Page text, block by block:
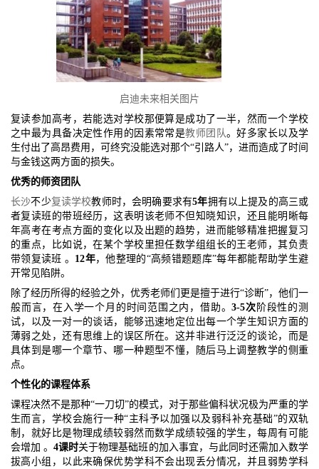
启迪未来相关图片
复读参加高考，若能选对学校那便算是成功了一半，然而一个学校
之中最为具备决定性作用的因素常常是教师团队。好多家长以及学
生付出了高昂费用，可终究没能选对那个“引路人”，进而造成了时间
与金钱这两方面的损失。
优秀的师资团队
长沙不少复读学校教师时，会明确要求有5年拥有以上提及的高三或
者复读班的带班经历，这表明该老师不但知晓知识，还且能明晰每
年高考在考点方面的变化以及出题的趋势，进而能够精准把握复习
的重点，比如说，在某个学校里担任数学组组长的王老师，其负责
带领复读班 。 12年，他整理的“高频错题题库”每年都能帮助学生避
开常见陷阱。
除了经历所得的经验之外，优秀老师们更是擅于进行“诊断”，他们一
般而言，在入学一个月的时间范围之内，借助。3-5次 阶段性的测
试，以及一对一的谈话，能够迅速地定位出每一个学生知识方面的
薄弱之处，还有思维上的误区所在。这并非进行泛泛的谈论，而是
具体到是哪一个章节、哪一种题型不懂，随后马上调整教学的侧重
点。
个性化的课程体系
课程决然不是那种“一刀切”的模式，对于那些偏科状况极为严重的学
生而言，学校会施行一种“主科予以加强以及弱科补充基础”的双轨
制，就好比是物理成绩较弱然而数学成绩较强的学生，每周有可能
会增加 。4课时关于物理基础班的加入事宜，与此同时还需加入数学
拔高小组，以此来确保优势学科不会出现丢分情况，并且弱势学科